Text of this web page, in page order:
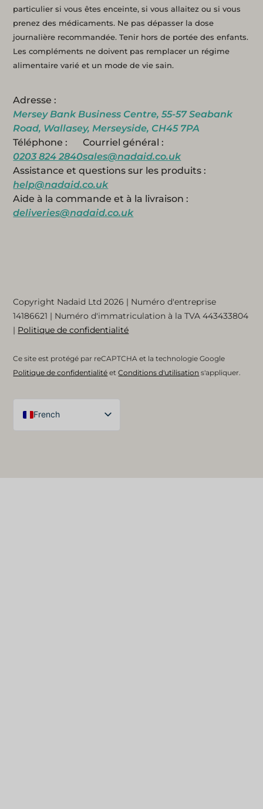
particulier si vous êtes enceinte, si vous allaitez ou si vous
prenez des médicaments. Ne pas dépasser la dose
journalière recommandée. Tenir hors de portée des enfants.
Les compléments ne doivent pas remplacer un régime
alimentaire varié et un mode de vie sain.
Adresse :
Mersey Bank Business Centre, 55-57 Seabank
Road, Wallasey, Merseyside, CH45 7PA
Téléphone :
0203 824 2840
Courriel général :
sales@nadaid.co.uk
Assistance et questions sur les produits :
help@nadaid.co.uk
Aide à la commande et à la livraison :
deliveries@nadaid.co.uk
Copyright Nadaid Ltd 2026 | Numéro d'entreprise
14186621 | Numéro d'immatriculation à la TVA443433804
| Politique de confidentialité
Ce site est protégé par reCAPTCHA et la technologie Google
Politique de confidentialité etConditions d'utilisation s'appliquer.
French